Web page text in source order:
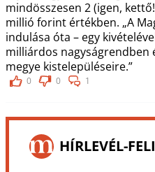
mindösszesen 2 (igen,
millió forint értékben. „A
indulása óta – egy
milliárdos nagyságrendben
megye kistelepüléseire.”
0 0 1
HÍRLEVÉL-